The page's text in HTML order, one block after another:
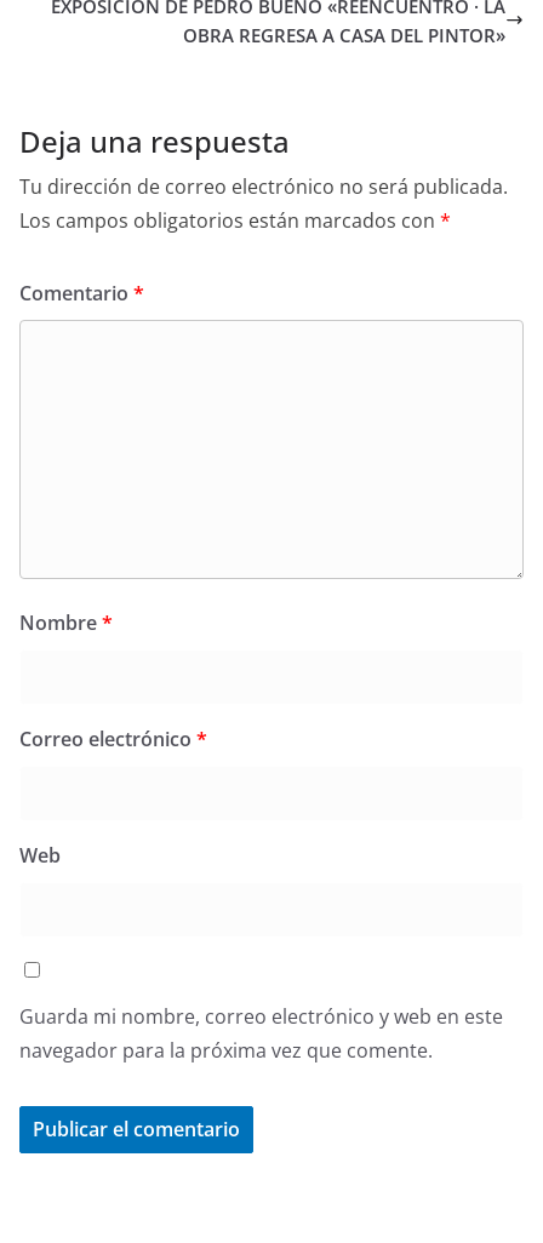
EXPOSICIÓN DE PEDRO BUENO «REENCUENTRO · LA
OBRA REGRESA A CASA DEL PINTOR»
Deja una respuesta
Tu dirección de correo electrónico no será publicada.
Los campos obligatorios están marcados con *
Comentario *
Nombre*
Correo electrónico *
Web
Guarda mi nombre, correo electrónico y web en este
navegador para la próxima vez que comente.